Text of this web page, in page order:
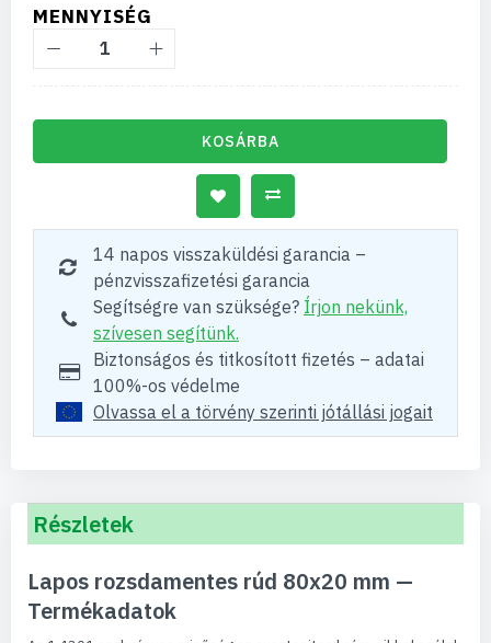
MENNYISÉG
KOSÁRBA
14 napos visszaküldési garancia –
pénzvisszafizetési garancia
Segítségre van szüksége? Írjon nekünk,
szívesen segítünk.
Biztonságos és titkosított fizetés – adatai
100%-os védelme
Olvassa el a törvény szerinti jótállási jogait
Részletek
Lapos rozsdamentes rúd 80x20 mm —
Termékadatok